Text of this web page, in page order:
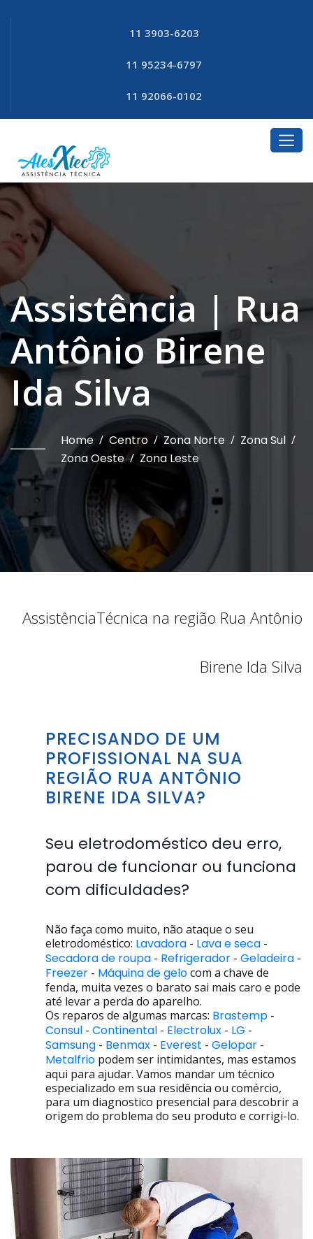
11 3903-6203
11 95234-6797
11 92066-0102
Assistência | Rua
Antônio Birene
Ida Silva
Home / Centro / Zona Norte / Zona Sul /
Zona Oeste / Zona Leste
AssistênciaTécnica na região Rua Antônio
Birene Ida Silva
PRECISANDO DE UM
PROFISSIONAL NA SUA
REGIÃO RUA ANTÔNIO
BIRENE IDA SILVA?
Seu eletrodoméstico deu erro,
parou de funcionar ou funciona
com dificuldades?
Não faça como muito, não ataque o seu
eletrodoméstico: Lavadora - Lava e seca -
Secadora de roupa - Refrigerador - Geladeira -
Freezer - Máquina de gelocom a chave de
fenda, muita vezes o barato sai mais caro e pode
até levar a perda do aparelho.
Os reparos de algumas marcas: Brastemp -
Consul - Continental - Electrolux - LG -
Samsung - Benmax - Everest - Gelopar -
Metalfrio podem ser intimidantes, mas estamos
aqui para ajudar. Vamos mandar um técnico
especializado em sua residência ou comércio,
para um diagnostico presencial para descobrir a
origem do problema do seu produto e corrigi-lo.